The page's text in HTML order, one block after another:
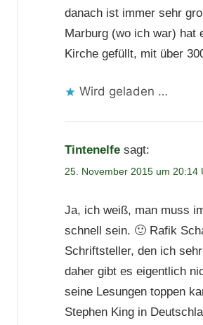
danach ist immer sehr
Marburg (wo ich war) hat
Kirche gefüllt, mit über
Wird geladen …
Tintenelfe sagt:
25. November 2015 um 20:14
Ja, ich weiß, man muss
schnell sein. 🙂 Rafik
Schriftsteller, den ich
daher gibt es eigentlich
seine Lesungen toppen
Stephen King in